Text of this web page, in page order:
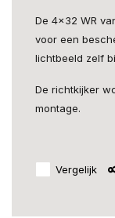
De 4x32 WR
voor een
lichtbeeld zelf
De richtkijker
montage.
Vergelijk